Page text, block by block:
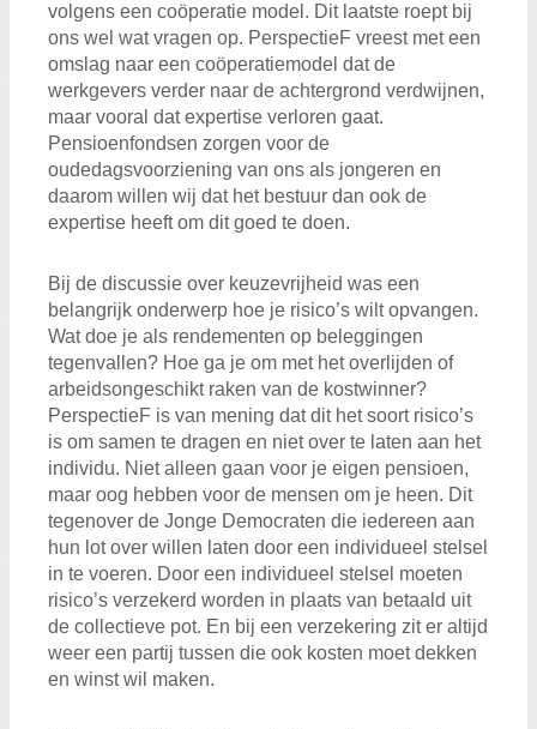
volgens een coöperatie model. Dit laatste roept bij
ons wel wat vragen op. PerspectieF vreest met een
omslag naar een coöperatiemodel dat de
werkgevers verder naar de achtergrond verdwijnen,
maar vooral dat expertise verloren gaat.
Pensioenfondsen zorgen voor de
oudedagsvoorziening van ons als jongeren en
daarom willen wij dat het bestuur dan ook de
expertise heeft om dit goed te doen.
Bij de discussie over keuzevrijheid was een
belangrijk onderwerp hoe je risico’s wilt opvangen.
Wat doe je als rendementen op beleggingen
tegenvallen? Hoe ga je om met het overlijden of
arbeidsongeschikt raken van de kostwinner?
PerspectieF is van mening dat dit het soort risico’s
is om samen te dragen en niet over te laten aan het
individu. Niet alleen gaan voor je eigen pensioen,
maar oog hebben voor de mensen om je heen. Dit
tegenover de Jonge Democraten die iedereen aan
hun lot over willen laten door een individueel stelsel
in te voeren. Door een individueel stelsel moeten
risico’s verzekerd worden in plaats van betaald uit
de collectieve pot. En bij een verzekering zit er altijd
weer een partij tussen die ook kosten moet dekken
en winst wil maken.